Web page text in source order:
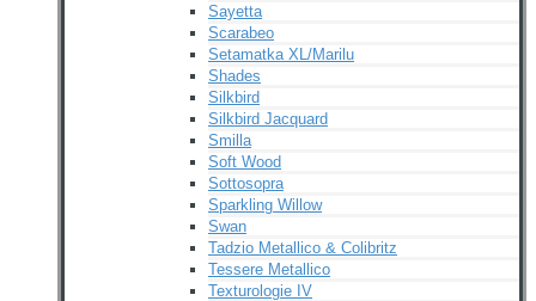
Sayetta
Scarabeo
Setamatka XL/Marilu
Shades
Silkbird
Silkbird Jacquard
Smilla
Soft Wood
Sottosopra
Sparkling Willow
Swan
Tadzio Metallico & Colibritz
Tessere Metallico
Texturologie IV